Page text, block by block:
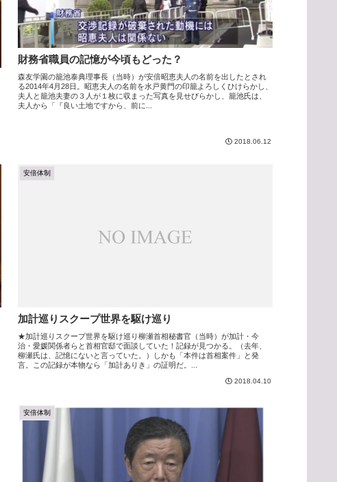
財務省職員の記憶が今頃もどった？
森友学園の籠池泰典理事長（当時）が安倍昭恵夫人の名前を出したとされ
る2014年4月28日。昭恵夫人の名前を水戸黄門の印籠よろしくひけらかし、
夫人と籠池夫妻の３人が１枚に収まった写真を見せびらかし、籠池氏は、
夫人から「『良い土地ですから、前に...
2018.06.12
安倍体制
加計巡りスクープ世界を駆け巡り
★加計巡りスクープ世界を駆け巡り柳瀬首相秘書官（当時）が加計・今
治・愛媛関係者らと首相官邸で面談していた！記録が見つかる。（去年、
柳瀬氏は、記憶にないと言っていた。）しかも「本件は首相案件」と発
言。この記録が本物なら「加計ありき」の証明だ。...
2018.04.10
安倍体制